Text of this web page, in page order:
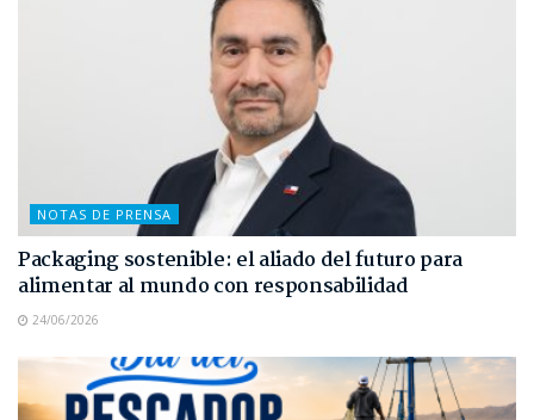
NOTAS DE PRENSA
Packaging sostenible: el aliado del futuro para
alimentar al mundo con responsabilidad
24/06/2026